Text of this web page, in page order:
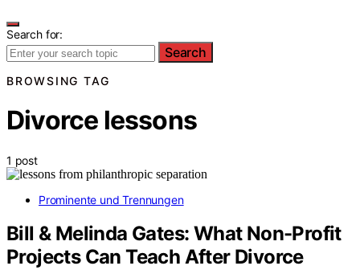
Search for:
Search
BROWSING TAG
Divorce lessons
1 post
Prominente und Trennungen
Bill & Melinda Gates: What Non-Profit
Projects Can Teach After Divorce